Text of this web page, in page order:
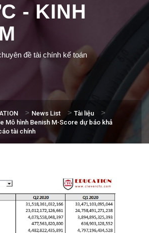
- KINH
đề tài chính kế toán
> News List > Tài liệu >
Mô hình Benish M-Score dự báo khả
tài chính